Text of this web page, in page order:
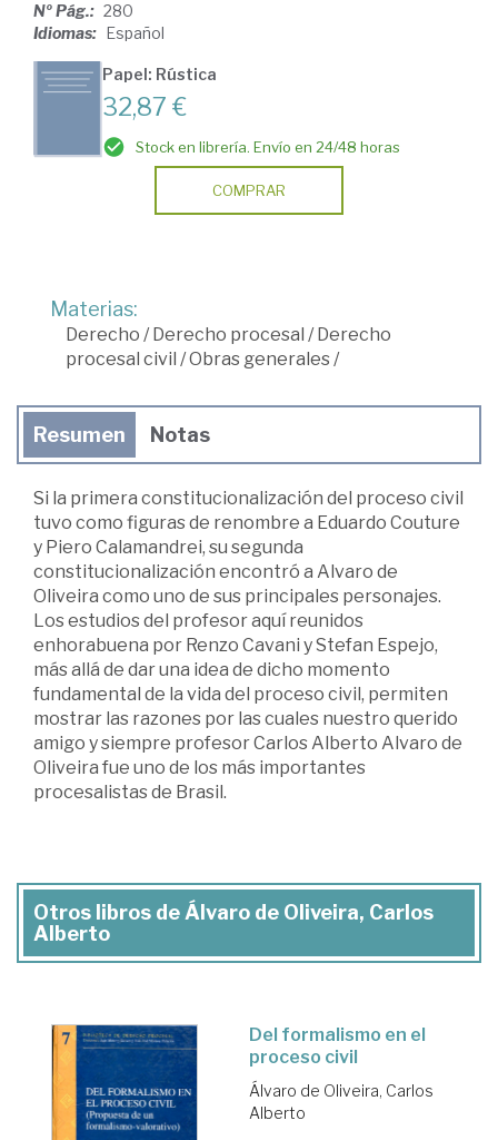
Nº Pág.: 280
Idiomas: Español
Papel: Rústica
32,87 €
Stock en librería. Envío en 24/48 horas
COMPRAR
Materias:
Derecho / Derecho procesal / Derecho
procesal civil /Obras generales/
Resumen Notas
Si la primera constitucionalización del proceso civil
tuvo como figuras de renombre a Eduardo Couture
y Piero Calamandrei, su segunda
constitucionalización encontró a Alvaro de
Oliveira como uno de sus principales personajes.
Los estudios del profesor aquí reunidos
enhorabuena por Renzo Cavani y Stefan Espejo,
más allá de dar una idea de dicho momento
fundamental de la vida del proceso civil, permiten
mostrar las razones por las cuales nuestro querido
amigo y siempre profesor Carlos Alberto Alvaro de
Oliveira fue uno de los más importantes
procesalistas de Brasil.
Otros libros de Álvaro de Oliveira, Carlos
Alberto
Del formalismo en el
proceso civil
Álvaro de Oliveira, Carlos
Alberto